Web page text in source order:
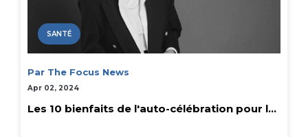
SANTÉ
Par The Focus News
Apr 02, 2024
Les 10 bienfaits de l'auto-célébration pour l...